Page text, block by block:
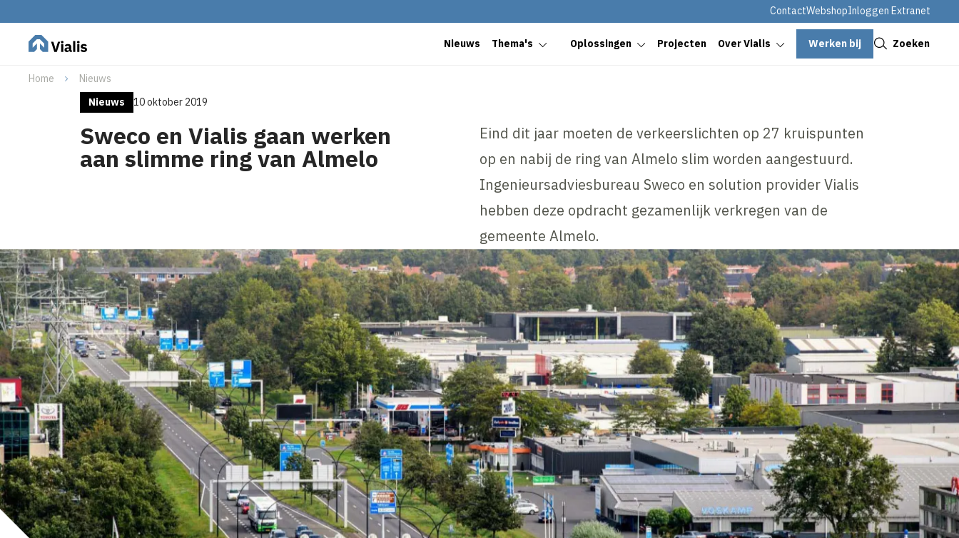
ContactWebshopInloggen Extranet
Nieuws Thema's Oplossingen Projecten Over Vialis Werken bij Zoeken
Home
Nieuws
Nieuws
10 oktober 2019
Sweco en Vialis gaan werken
aan slimme ring van Almelo
Eind dit jaar moeten de verkeerslichten op 27 kruispunten
op en nabij de ring van Almelo slim worden aangestuurd.
Ingenieursadviesbureau Sweco en solution provider Vialis
hebben deze opdracht gezamenlijk verkregen van de
gemeente Almelo.
Sluiten